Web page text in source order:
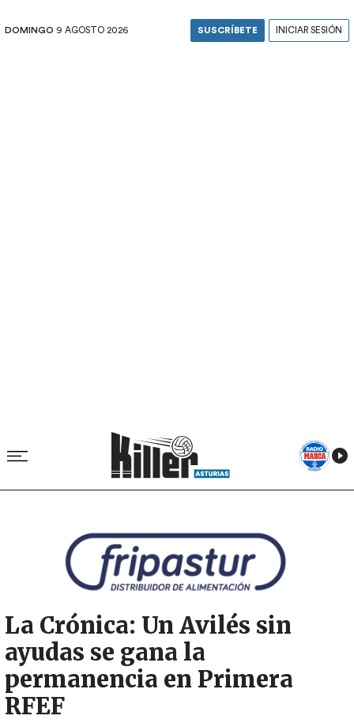
DOMINGO 9 AGOSTO 2026 SUSCRÍBETE INICIAR SESIÓN
La Crónica: Un Avilés sin
ayudas se gana la
permanencia en Primera
RFEF